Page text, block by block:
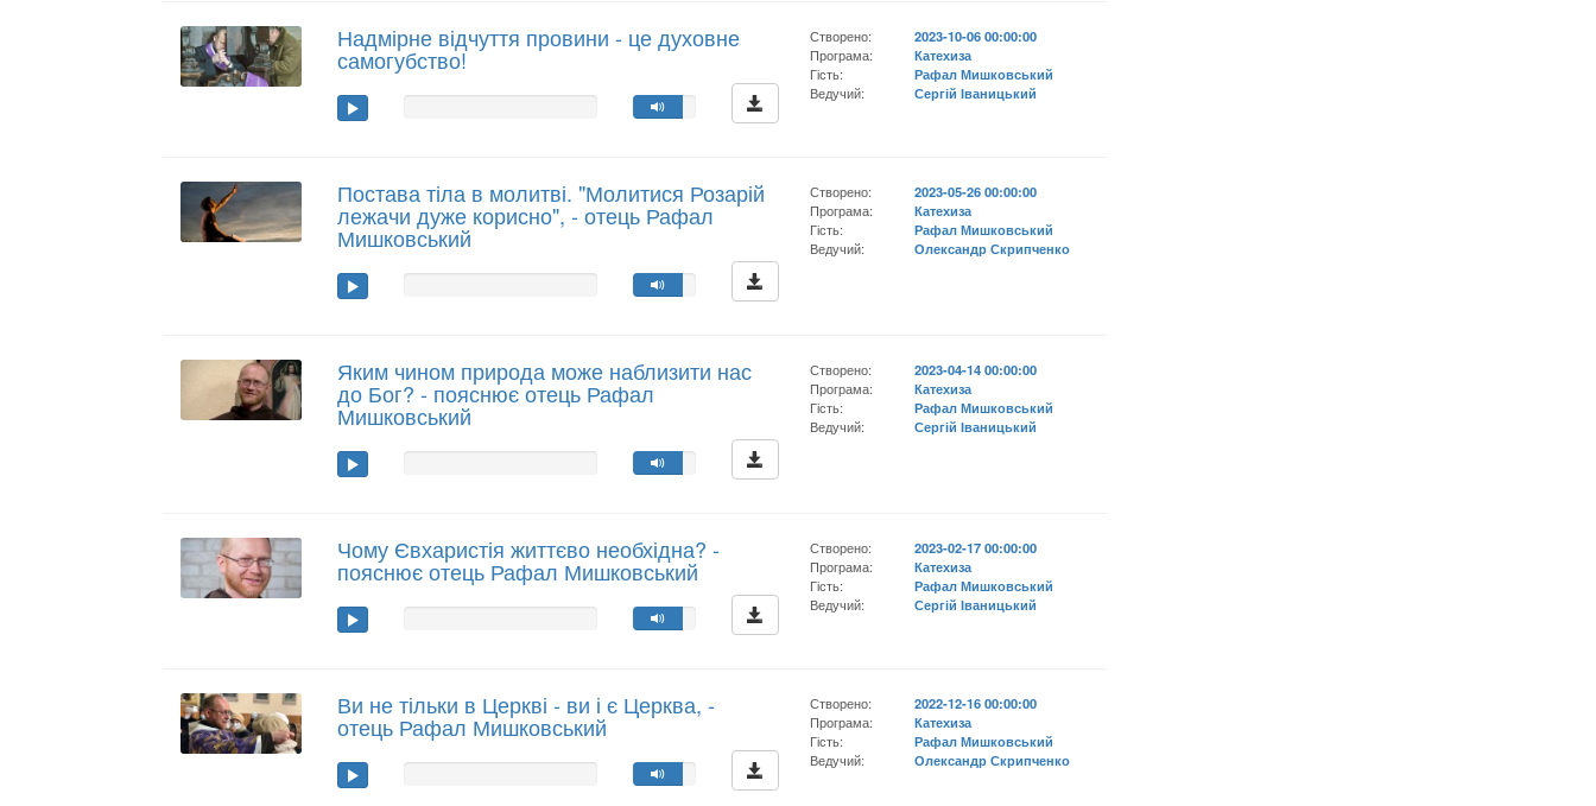
Надмірне відчуття провини - це духовне
самогубство!
Створено:
2023-10-06 00:00:00
Програма:
Катехиза
Гість:
Рафал Мишковський
Ведучий:
Сергій Іваницький
Постава тіла в молитві. "Молитися Розарій
лежачи дуже корисно", - отець Рафал
Мишковський
Створено:
2023-05-26 00:00:00
Програма:
Катехиза
Гість:
Рафал Мишковський
Ведучий:
Олександр Скрипченко
Яким чином природа може наблизити нас
до Бог? - пояснює отець Рафал
Мишковський
Створено:
2023-04-14 00:00:00
Програма:
Катехиза
Гість:
Рафал Мишковський
Ведучий:
Сергій Іваницький
Чому Євхаристія життєво необхідна? -
пояснює отець Рафал Мишковський
Створено:
2023-02-17 00:00:00
Програма:
Катехиза
Гість:
Рафал Мишковський
Ведучий:
Сергій Іваницький
Ви не тільки в Церкві - ви і є Церква, -
отець Рафал Мишковський
Створено:
2022-12-16 00:00:00
Програма:
Катехиза
Гість:
Рафал Мишковський
Ведучий:
Олександр Скрипченко